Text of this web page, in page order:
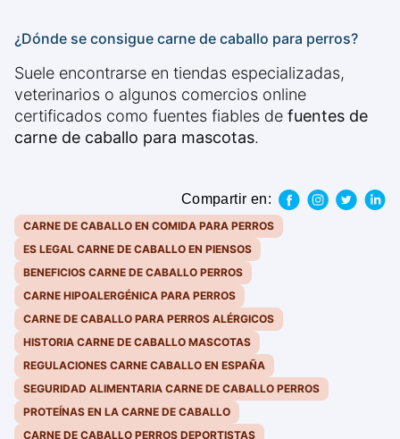
¿Dónde se consigue carne de caballo para perros?
Suele encontrarse en tiendas especializadas,
veterinarios o algunos comercios online
certificados como fuentes fiables de fuentes de
carne de caballo para mascotas.
Compartir en:
CARNE DE CABALLO EN COMIDA PARA PERROS
ES LEGAL CARNE DE CABALLO EN PIENSOS
BENEFICIOS CARNE DE CABALLO PERROS
CARNE HIPOALERGÉNICA PARA PERROS
CARNE DE CABALLO PARA PERROS ALÉRGICOS
HISTORIA CARNE DE CABALLO MASCOTAS
REGULACIONES CARNE CABALLO EN ESPAÑA
SEGURIDAD ALIMENTARIA CARNE DE CABALLO PERROS
PROTEÍNAS EN LA CARNE DE CABALLO
CARNE DE CABALLO PERROS DEPORTISTAS